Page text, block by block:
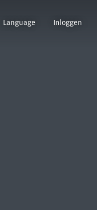
Language Inloggen